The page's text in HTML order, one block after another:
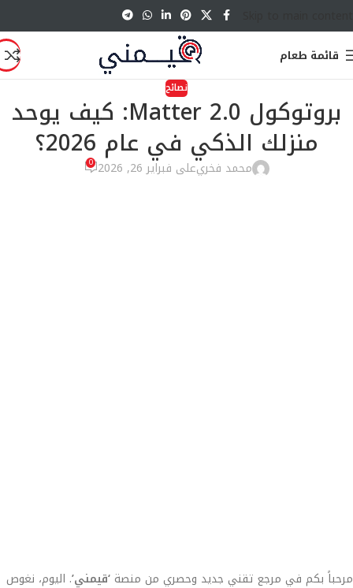
قائمة طعام
نصائح
بروتوكول Matter 2.0: كيف يوحد
منزلك الذكي في عام 2026؟
محمد فخريعلى فبراير 26, 2026 0
مرحباً بكم في مرجع تقني جديد وحصري من منصة ‘قيمني’. اليوم، نغوص